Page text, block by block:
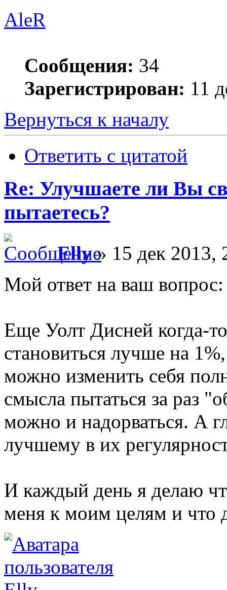
AleR
Сообщения: 34
Зарегистрирован: 11
Вернуться к началу
Ответить с цитатой
Re: Улучшаете ли Вы
пытаетесь?
Elly» 15 дек 2013,
Мой ответ на ваш
Еще Уолт Дисней когда-
становиться лучше на
можно изменить себя
смысла пытаться за раз
можно и надорваться. А
лучшему в их
И каждый день я делаю
меня к моим целям и что